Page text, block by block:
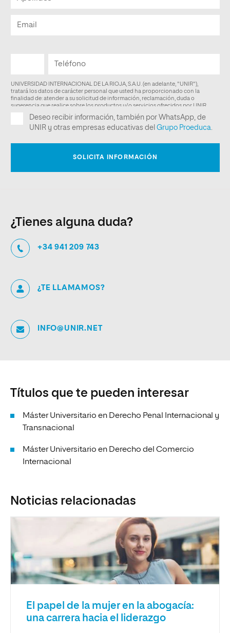
¿Tienes alguna duda?
+34 941 209 743
¿TE LLAMAMOS?
INFO@UNIR.NET
Títulos que te pueden interesar
Máster Universitario en Derecho Penal Internacional y
Transnacional
Máster Universitario en Derecho del Comercio
Internacional
Noticias relacionadas
El papel de la mujer en la abogacía:
una carrera hacia el liderazgo